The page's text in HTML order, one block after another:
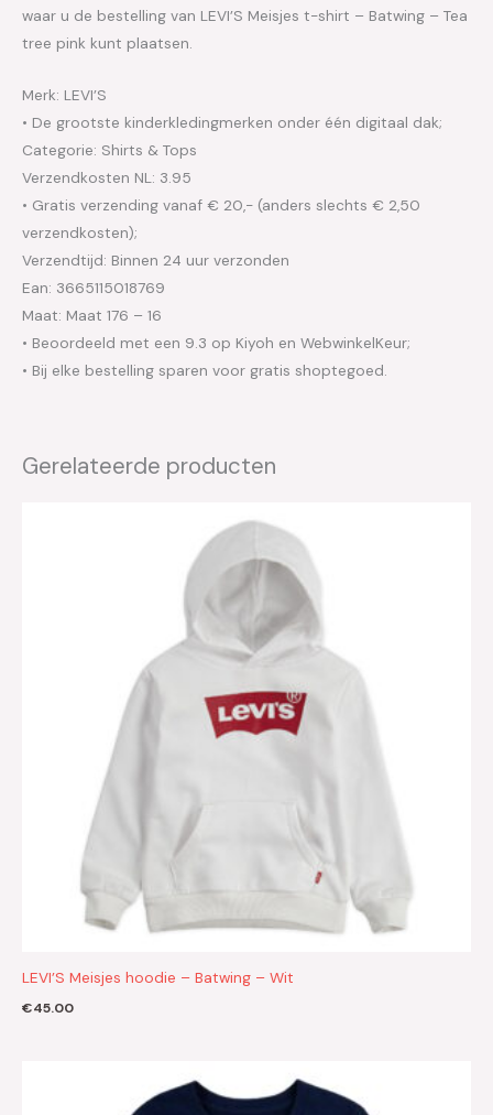
waar u de bestelling van LEVI’S Meisjes t-shirt – Batwing – Tea
tree pink kunt plaatsen.
Merk: LEVI’S
• De grootste kinderkledingmerken onder één digitaal dak;
Categorie: Shirts & Tops
Verzendkosten NL: 3.95
• Gratis verzending vanaf € 20,- (anders slechts € 2,50
verzendkosten);
Verzendtijd: Binnen 24 uur verzonden
Ean: 3665115018769
Maat: Maat 176 – 16
• Beoordeeld met een 9.3 op Kiyoh en WebwinkelKeur;
• Bij elke bestelling sparen voor gratis shoptegoed.
Gerelateerde producten
LEVI’S Meisjes hoodie – Batwing – Wit
€45.00